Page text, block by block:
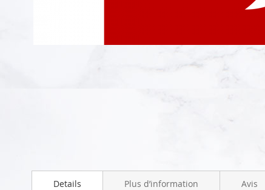
to
Details Plus d’information Avis